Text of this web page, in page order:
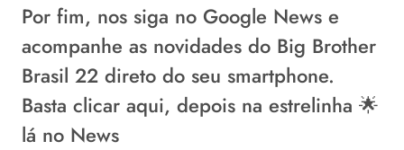
Por fim, nos siga no Google News e
acompanhe as novidades do Big Brother
Brasil 22 direto do seu smartphone.
Basta clicar aqui, depois na estrelinha 🌟
lá no News